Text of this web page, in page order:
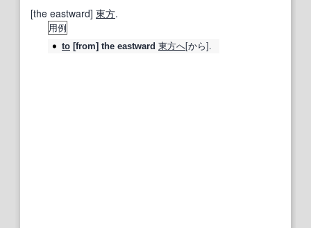
[the eastward] 東方.
用例
to [from] the eastward 東方へ[から].